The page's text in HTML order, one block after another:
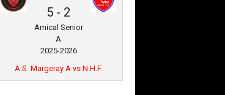
5 - 2
Amical Senior
A
2025-2026
A.S. Margeray A vs N.H.F.